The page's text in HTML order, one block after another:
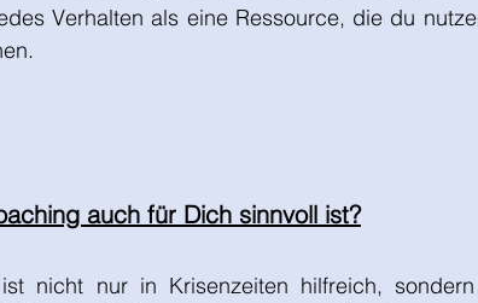
Verhalten als eine Ressource, die du
auch für Dich sinnvoll ist?
nicht nur in Krisenzeiten hilfreich,